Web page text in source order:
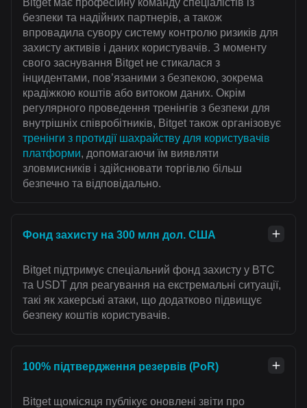
безпеки та надійних партнерів, а також
впровадила сувору систему контролю ризиків для
захисту активів і даних користувачів. З моменту
свого заснування Bitget не стикалася з
інцидентами, пов’язаними з безпекою, зокрема
крадіжкою коштів або витоком даних. Окрім
регулярного проведення тренінгів з безпеки для
внутрішніх співробітників, Bitget також організовує
тренінги з протидії шахрайству для користувачів
платформи, допомагаючи їм виявляти
зловмисників і здійснювати торгівлю більш
безпечно та відповідально.
Фонд захисту на 300 млн дол. США
Bitget підтримує спеціальний фонд захисту у BTC
та USDT для реагування на екстремальні ситуації,
такі як хакерські атаки, що додатково підвищує
безпеку коштів користувачів.
100% підтвердження резервів (PoR)
Bitget щомісяця публікує оновлені звіти про